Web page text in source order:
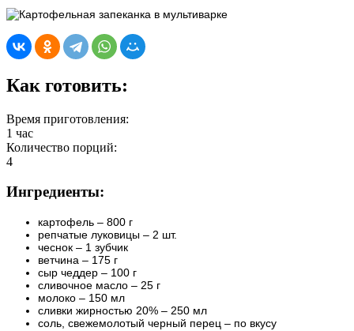
Как готовить:
Время приготовления:
1 час
Количество порций:
4
Ингредиенты:
картофель – 800 г
репчатые луковицы – 2 шт.
чеснок – 1 зубчик
ветчина – 175 г
сыр чеддер – 100 г
сливочное масло – 25 г
молоко – 150 мл
сливки жирностью 20% – 250 мл
соль, свежемолотый черный перец – по вкусу